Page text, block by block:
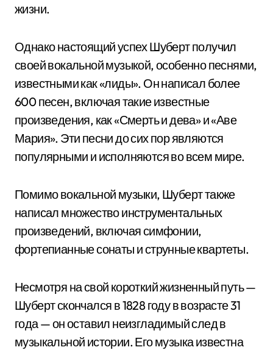
жизни.
Однако настоящий успех Шуберт получил
своей вокальной музыкой, особенно песнями,
известными как «лиды». Он написал более
600 песен, включая такие известные
произведения, как «Смерть и дева» и «Аве
Мария». Эти песни до сих пор являются
популярными и исполняются во всем мире.
Помимо вокальной музыки, Шуберт также
написал множество инструментальных
произведений, включая симфонии,
фортепианные сонаты и струнные квартеты.
Несмотря на свой короткий жизненный путь —
Шуберт скончался в 1828 году в возрасте 31
года — он оставил неизгладимый след в
музыкальной истории. Его музыка известна